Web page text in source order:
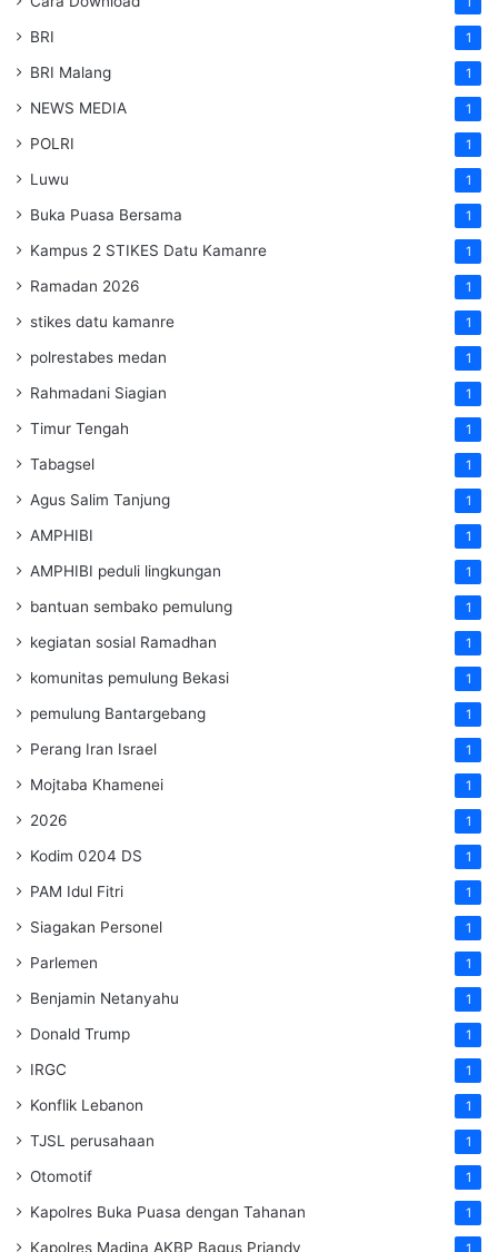
BRI 1
BRI Malang 1
NEWS MEDIA 1
POLRI 1
Luwu 1
Buka Puasa Bersama 1
Kampus 2 STIKES Datu Kamanre 1
Ramadan 2026 1
stikes datu kamanre 1
polrestabes medan 1
Rahmadani Siagian 1
Timur Tengah 1
Tabagsel 1
Agus Salim Tanjung 1
AMPHIBI 1
AMPHIBI peduli lingkungan 1
bantuan sembako pemulung 1
kegiatan sosial Ramadhan 1
komunitas pemulung Bekasi 1
pemulung Bantargebang 1
Perang Iran Israel 1
Mojtaba Khamenei 1
2026 1
Kodim 0204 DS 1
PAM Idul Fitri 1
Siagakan Personel 1
Parlemen 1
Benjamin Netanyahu 1
Donald Trump 1
IRGC 1
Konflik Lebanon 1
TJSL perusahaan 1
Otomotif 1
Kapolres Buka Puasa dengan Tahanan 1
Kapolres Madina AKBP Bagus Priandy 1